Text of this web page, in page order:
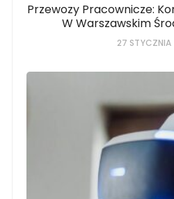
Przewozy Pracownicze:
W Warszawskim
27